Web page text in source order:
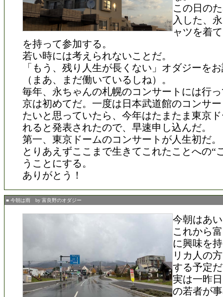
この日の
入した、
ャツを着
を持って参加する。
若い時には考えられないことだ。
「もう、残り人生が長くない」オダジーを
（まあ、まだ働いているしね）。
毎年、永ちゃんの札幌のコンサートには行
京は初めてだ。一度は日本武道館のコンサ
たいと思っていたら、今年はたまたま東京
れると発表されたので、早速申し込んだ。
第一、東京ドームのコンサートが人生初だ。
とりあえずここまで生きてこれたことへの“
うことにする。
ありがとう！
■ 今朝は雨 by 富良野のオダジー
今朝はあ
これから
に興味を
リカ人の
する予定
実は一昨
の若者が